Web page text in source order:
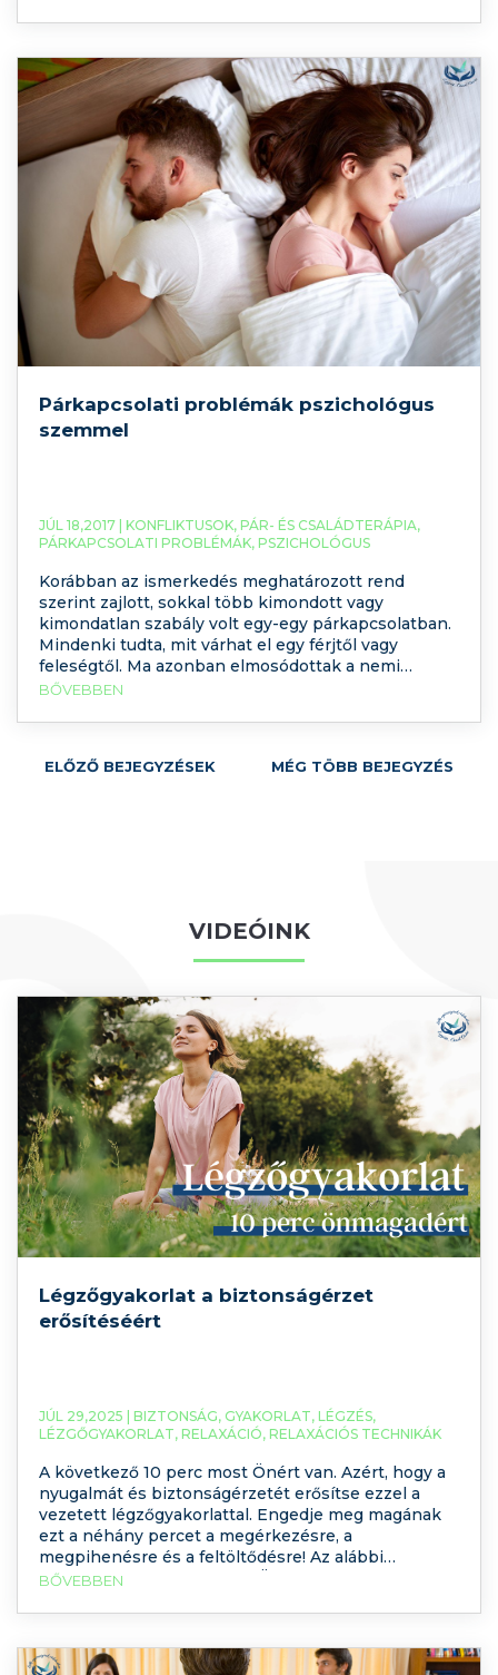
pedig megerősíti ezt a félelmet. Ennek hátterében
állnak. Hogyan zajlik a fóbiák kognitív-
viselkedésterápiás kezelése?
Párkapcsolati problémák pszichológus
szemmel
JÚL 18,2017 | KONFLIKTUSOK, PÁR- ÉS CSALÁDTERÁPIA,
PÁRKAPCSOLATI PROBLÉMÁK, PSZICHOLÓGUS
Korábban az ismerkedés meghatározott rend
szerint zajlott, sokkal több kimondott vagy
kimondatlan szabály volt egy-egy párkapcsolatban.
Mindenki tudta, mit várhat el egy férjtől vagy
feleségtől. Ma azonban elmosódottak a nemi
szerepek, nem ritka hogy a nő keres többet, vagy a
lehetőség amennyire áldásos hatású, éppen akkora
között a hatékony kommunikáció jelentőségét.
BŐVEBBEN
ELŐZŐ BEJEGYZÉSEK MÉG TÖBB BEJEGYZÉS
VIDEÓINK
Légzőgyakorlat a biztonságérzet
erősítéséért
JÚL 29,2025 | BIZTONSÁG, GYAKORLAT, LÉGZÉS,
LÉZGŐGYAKORLAT, RELAXÁCIÓ, RELAXÁCIÓS TECHNIKÁK
A következő 10 perc most Önért van. Azért, hogy a
nyugalmát és biztonságérzetét erősítse ezzel a
vezetett légzőgyakorlattal. Engedje meg magának
ezt a néhány percet a megérkezésre, a
megpihenésre és a feltöltődésre! Az alábbi
gyakorlat abban támogatja Önt, hogy erősödjön a
tudatosításán keresztül, Szabó Rita
egy
BŐVEBBEN